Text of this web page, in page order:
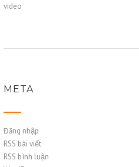
video
META
Đăng nhập
RSS bài viết
RSS bình luận